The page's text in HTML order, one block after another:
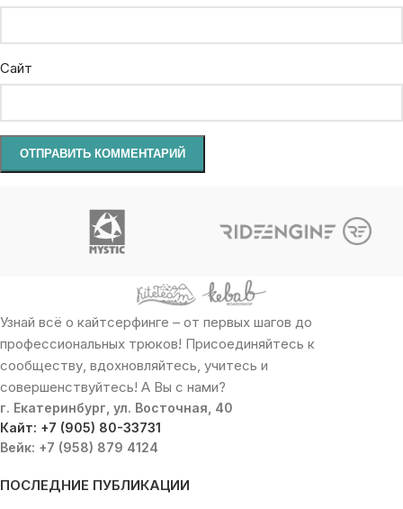
Сайт
Узнай всё о кайтсерфинге – от первых шагов до
профессиональных трюков! Присоединяйтесь к
сообществу, вдохновляйтесь, учитесь и
совершенствуйтесь! А Вы с нами?
г. Екатеринбург, ул. Восточная, 40
Кайт: +7 (905) 80-33731
Вейк: +7 (958) 879 4124
ПОСЛЕДНИЕ ПУБЛИКАЦИИ